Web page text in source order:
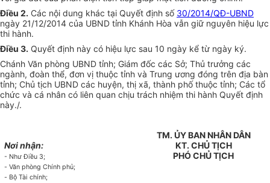
Điều 2. Các nội dung khác tại Quyết định số 30/2014/QĐ-UBND
ngày 21/12/2014 của UBND tỉnh Khánh Hòa vẫn giữ nguyên hiệu lực
thi hành.
Điều 3. Quyết định này có hiệu lực sau 10 ngày kể từ ngày ký.
Chánh Văn phòng UBND tỉnh; Giám đốc các Sở; Thủ trưởng các
ngành, đoàn thể, đơn vị thuộc tỉnh và Trung ương đóng trên địa bàn
tỉnh; Chủ tịch UBND các huyện, thị xã, thành phố thuộc tỉnh; Các tổ
chức và cá nhân có liên quan chịu trách nhiệm thi hành Quyết định
này./.
Nơi nhận:
- Như Điều 3;
-Văn phòng Chính phủ;
- Bộ Tài chính;
TM. ỦY BAN NHÂN DÂN
KT. CHỦ TỊCH
PHÓ CHỦ TỊCH